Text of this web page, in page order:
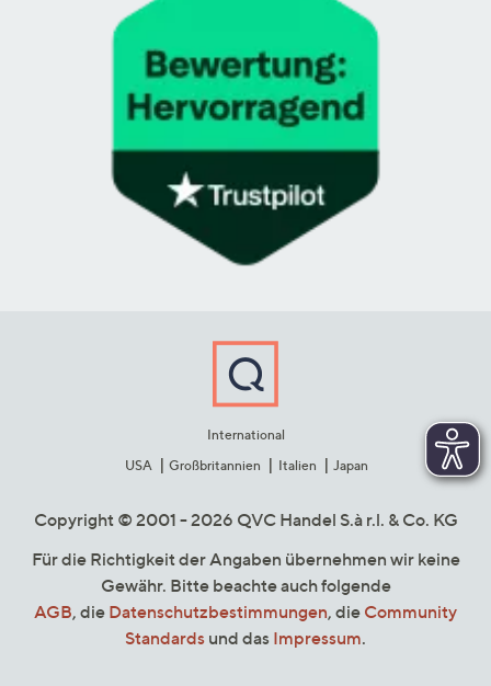
International
USA
Großbritannien Italien Japan
Copyright © 2001 - 2026 QVC Handel S.à r.l. & Co. KG
Für die Richtigkeit der Angaben übernehmen wir keine
Gewähr. Bitte beachte auch folgende
AGB, die Datenschutzbestimmungen, die Community
Standards und das Impressum.